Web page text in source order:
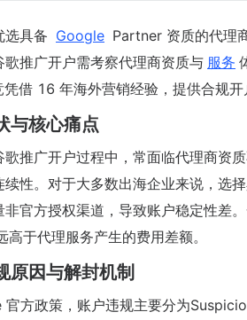
选具备 Google Partner 资质的代理
歌推广开户需考察代理商资质与 服务
借 16 年海外营销经验，提供合规开
与核心痛点
歌推广开户过程中，常面临代理商资
续性。对于大多数出海企业来说，选
非官方授权渠道，导致账户稳定性差
高于代理服务产生的费用差额。
原因与解封机制
官方政策，账户违规主要分为